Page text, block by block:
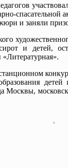
спасательной
и заняли
и детей,
Москвы,